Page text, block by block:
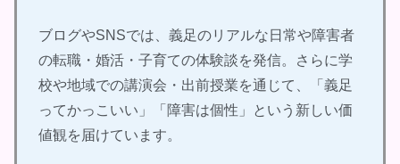
ブログやSNSでは、義足のリアルな日常や障害者
の転職・婚活・子育ての体験談を発信。さらに学
校や地域での講演会・出前授業を通じて、「義足
ってかっこいい」「障害は個性」という新しい価
値観を届けています。